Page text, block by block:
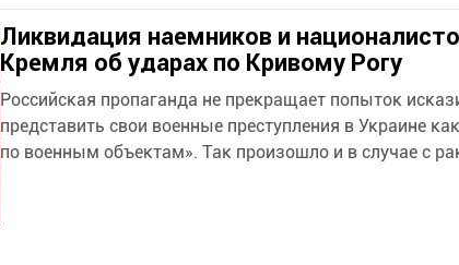
Ликвидация наемников и
Кремля об ударах по Кривому Рогу
Российская пропаганда не прекращает попыток
представить свои военные преступления в Украине
по военным объектам». Так произошло и в случае с